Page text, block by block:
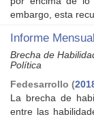
embargo, esta
Informe
Brecha de
Política
Fedesarrollo (
La brecha de
entre las